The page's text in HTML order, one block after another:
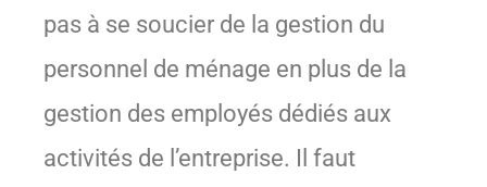
pas à se soucier de la gestion du
personnel de ménage en plus de la
gestion des employés dédiés aux
activités de l’entreprise. Il faut